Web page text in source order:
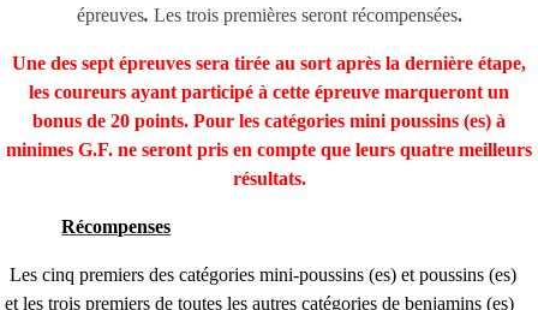
épreuves. Les trois premières seront récompensées.
Une des sept épreuves sera tirée au sort après la dernière étape,
les coureurs ayant participé à cette épreuve marqueront un
bonus de 20 points. Pour les catégories mini poussins (es) à
minimes G.F. ne seront pris en compte que leurs quatre meilleurs
résultats.
Récompenses
Les cinq premiers des catégories mini-poussins (es) et poussins (es)
et les trois premiers de toutes les autres catégories de benjamins (es)